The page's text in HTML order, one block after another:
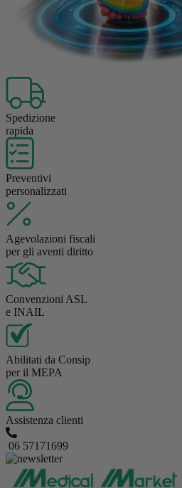
Spedizione
rapida
Preventivi
personalizzati
Agevolazioni fiscali
per gli aventi diritto
Convenzioni ASL
e INAIL
Abilitati da Consip
per il MEPA
Assistenza clienti
06 57171699